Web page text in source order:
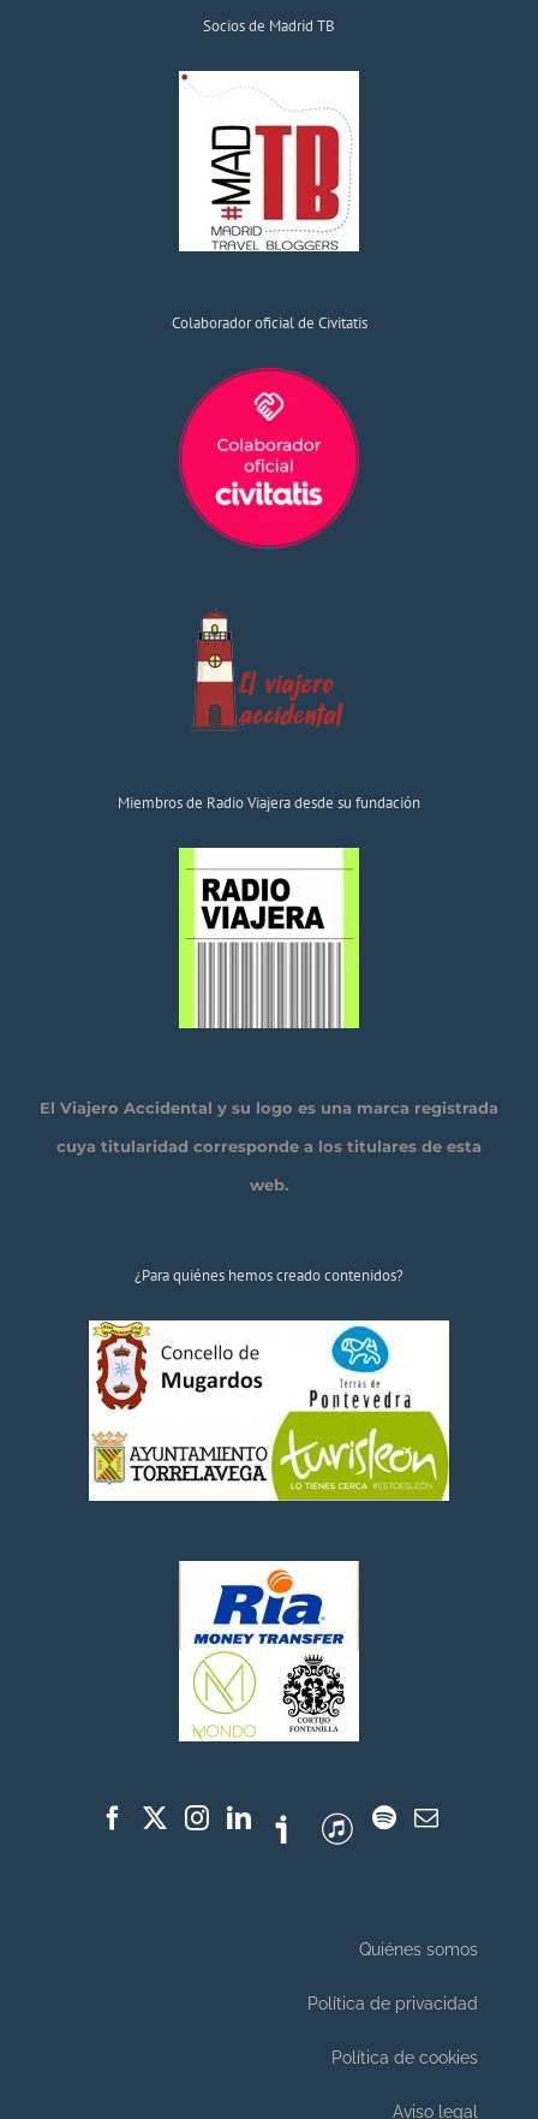
Socios de Madrid TB
Colaborador oficial de Civitatis
Miembros de Radio Viajera desde su fundación
El Viajero Accidental y su logo es una marca registrada
cuya titularidad corresponde a los titulares de esta
web.
¿Para quiénes hemos creado contenidos?
Quiénes somos
Política de privacidad
Política de cookies
Aviso legal